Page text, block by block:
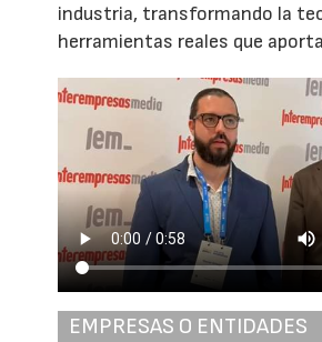
industria, transformando la
herramientas reales que
EMPRESAS O ENTIDADES